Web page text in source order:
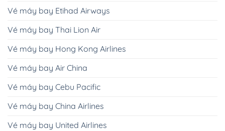
Vé máy bay Etihad Airways
Vé máy bay Thai Lion Air
Vé máy bay Hong Kong Airlines
Vé máy bay Air China
Vé máy bay Cebu Pacific
Vé máy bay China Airlines
Vé máy bay United Airlines